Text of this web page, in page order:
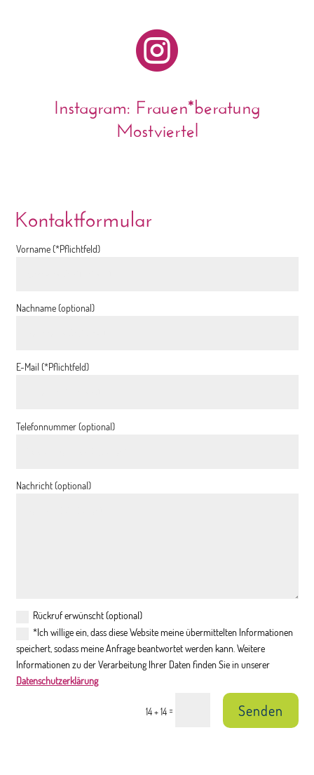

Instagram: Frauen*beratung
Mostviertel
Kontaktformular
Vorname (*Pflichtfeld)
Nachname (optional)
E-Mail (*Pflichtfeld)
Telefonnummer (optional)
Nachricht (optional)
Rückruf erwünscht (optional)
*Ich willige ein, dass diese Website meine übermittelten Informationen
speichert, sodass meine Anfrage beantwortet werden kann. Weitere
Informationen zu der Verarbeitung Ihrer Daten finden Sie in unserer
Datenschutzerklärung
14 + 14 = Senden